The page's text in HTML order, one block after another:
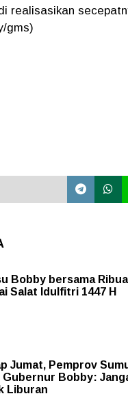
realisasikan
gms)
Bobby bersama
Salat Idulfitri 1447 H
Jumat, Pemprov
Gubernur Bobby:
Liburan